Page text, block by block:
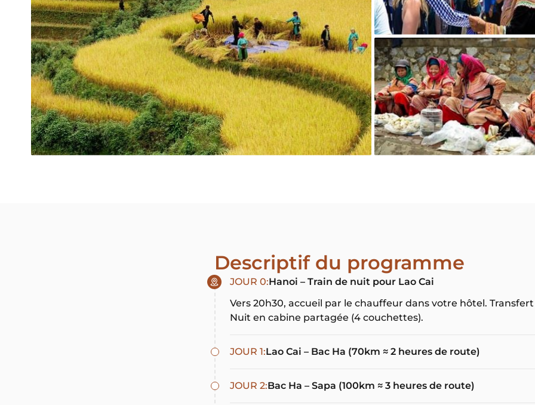
Rencontre des ethnies
Descriptif du programme
JOUR 0:Hanoi – Train de nuit pour Lao Cai
Vers 20h30, accueil par le chauffeur dans votre hôtel.
Nuit en cabine partagée (4 couchettes).
JOUR 1:Lao Cai – Bac Ha (70km ≈ 2 heures de route)
JOUR 2:Bac Ha – Sapa (100km ≈ 3 heures de route)